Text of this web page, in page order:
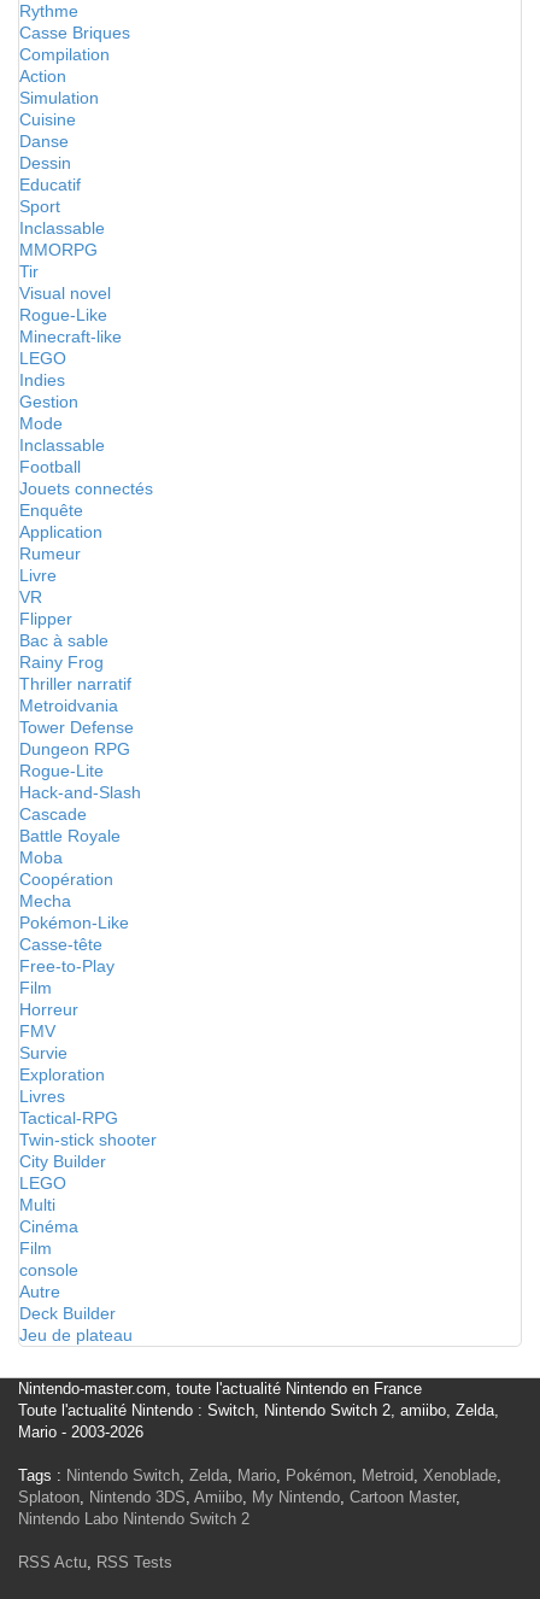
Rythme
Casse Briques
Compilation
Action
Simulation
Cuisine
Danse
Dessin
Educatif
Sport
Inclassable
MMORPG
Tir
Visual novel
Rogue-Like
Minecraft-like
LEGO
Indies
Gestion
Mode
Inclassable
Football
Jouets connectés
Enquête
Application
Rumeur
Livre
VR
Flipper
Bac à sable
Rainy Frog
Thriller narratif
Metroidvania
Tower Defense
Dungeon RPG
Rogue-Lite
Hack-and-Slash
Cascade
Battle Royale
Moba
Coopération
Mecha
Pokémon-Like
Casse-tête
Free-to-Play
Film
Horreur
FMV
Survie
Exploration
Livres
Tactical-RPG
Twin-stick shooter
City Builder
LEGO
Multi
Cinéma
Film
console
Autre
Deck Builder
Jeu de plateau
Nintendo-master.com, toute l'actualité Nintendo en France
Toute l'actualité Nintendo : Switch, Nintendo Switch 2, amiibo, Zelda,
Mario - 2003-2026
Tags : Nintendo Switch, Zelda, Mario, Pokémon, Metroid, Xenoblade,
Splatoon, Nintendo 3DS, Amiibo, My Nintendo, Cartoon Master,
Nintendo Labo Nintendo Switch 2
RSS Actu, RSS Tests